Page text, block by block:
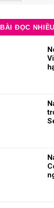
BÀI ĐỌC NHIỀU